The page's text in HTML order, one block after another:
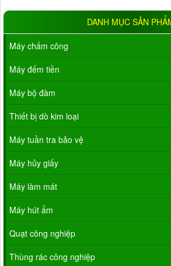
DANH MỤC SẢN
Máy chấm công
Máy đếm tiền
Máy bộ đàm
Thiết bị dò kim loại
Máy tuần tra bảo vệ
Máy hủy giấy
Máy làm mát
Máy hút ẩm
Quạt công nghiệp
Thùng rác công nghiệp